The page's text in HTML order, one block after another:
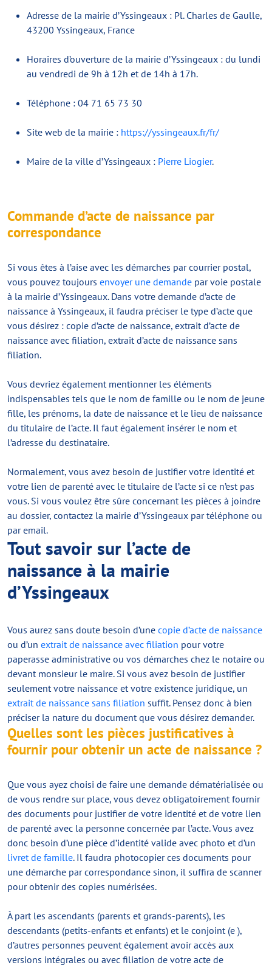
Adresse de la mairie d’Yssingeaux : Pl. Charles de Gaulle,
43200 Yssingeaux, France
Horaires d’ouverture de la mairie d’Yssingeaux : du lundi
au vendredi de 9h à 12h et de 14h à 17h.
Téléphone : 04 71 65 73 30
Site web de la mairie : https://yssingeaux.fr/fr/
Maire de la ville d’Yssingeaux : Pierre Liogier.
Commande d’acte de naissance par
correspondance
Si vous êtes à l’aise avec les démarches par courrier postal,
vous pouvez toujours envoyer une demande par voie postale
à la mairie d’Yssingeaux. Dans votre demande d’acte de
naissance à Yssingeaux, il faudra préciser le type d’acte que
vous désirez : copie d’acte de naissance, extrait d’acte de
naissance avec filiation, extrait d’acte de naissance sans
filiation.
Vous devriez également mentionner les éléments
indispensables tels que le nom de famille ou le nom de jeune
fille, les prénoms, la date de naissance et le lieu de naissance
du titulaire de l’acte. Il faut également insérer le nom et
l’adresse du destinataire.
Normalement, vous avez besoin de justifier votre identité et
votre lien de parenté avec le titulaire de l’acte si ce n’est pas
vous. Si vous voulez être sûre concernant les pièces à joindre
au dossier, contactez la mairie d’Yssingeaux par téléphone ou
par email.
Tout savoir sur l’acte de
naissance à la mairie
d’Yssingeaux
Vous aurez sans doute besoin d’une copie d’acte de naissance
ou d’un extrait de naissance avec filiation pour votre
paperasse administrative ou vos démarches chez le notaire ou
devant monsieur le maire. Si vous avez besoin de justifier
seulement votre naissance et votre existence juridique, un
extrait de naissance sans filiation suffit. Pensez donc à bien
préciser la nature du document que vous désirez demander.
Quelles sont les pièces justificatives à
fournir pour obtenir un acte de naissance ?
Que vous ayez choisi de faire une demande dématérialisée ou
de vous rendre sur place, vous devez obligatoirement fournir
des documents pour justifier de votre identité et de votre lien
de parenté avec la personne concernée par l’acte. Vous avez
donc besoin d’une pièce d’identité valide avec photo et d’un
livret de famille. Il faudra photocopier ces documents pour
une démarche par correspondance sinon, il suffira de scanner
pour obtenir des copies numérisées.
À part les ascendants (parents et grands-parents), les
descendants (petits-enfants et enfants) et le conjoint (e ),
d’autres personnes peuvent également avoir accès aux
versions intégrales ou avec filiation de votre acte de